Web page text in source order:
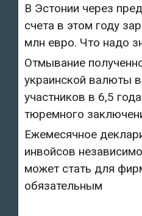
В Эстонии через
счета в этом году
млн евро. Что надо
Отмывание
украинской валюты
участников в 6,5
тюремного
Ежемесячное
инвойсов
может стать для
обязательным